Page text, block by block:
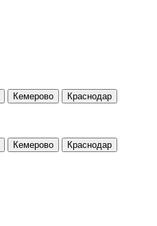
Кемерово
Краснодар
Кемерово
Краснодар